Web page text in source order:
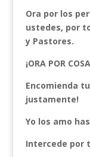
Ora por los
ustedes, por
y Pastores.
¡ORA POR
Encomienda
justamente!
Yo los amo
Intercede por